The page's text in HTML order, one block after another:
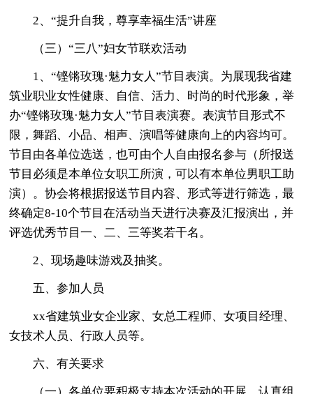
2、“提升自我，尊享幸福生活”讲座
（三）“三八”妇女节联欢活动
1、“铿锵玫瑰·魅力女人”节目表演。为展现我省建
筑业职业女性健康、自信、活力、时尚的时代形象，举
办“铿锵玫瑰·魅力女人”节目表演赛。表演节目形式不
限，舞蹈、小品、相声、演唱等健康向上的内容均可。
节目由各单位选送，也可由个人自由报名参与（所报送
节目必须是本单位女职工所演，可以有本单位男职工助
演）。协会将根据报送节目内容、形式等进行筛选，最
终确定8-10个节目在活动当天进行决赛及汇报演出，并
评选优秀节目一、二、三等奖若干名。
2、现场趣味游戏及抽奖。
五、参加人员
xx省建筑业女企业家、女总工程师、女项目经理、
女技术人员、行政人员等。
六、有关要求
（一）各单位要积极支持本次活动的开展，认真组